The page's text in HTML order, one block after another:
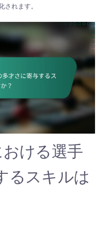
れます。
ける選手
るスキルは